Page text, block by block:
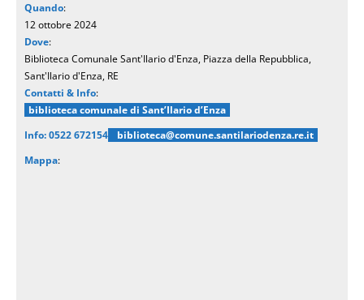
Quando:
12 ottobre 2024
Dove:
Biblioteca Comunale Sant'Ilario d'Enza, Piazza della Repubblica,
Sant'Ilario d'Enza, RE
Contatti & Info:
biblioteca comunale di Sant’Ilario d’Enza
Info: 0522 672154
biblioteca@comune.santilariodenza.re.it
Mappa: